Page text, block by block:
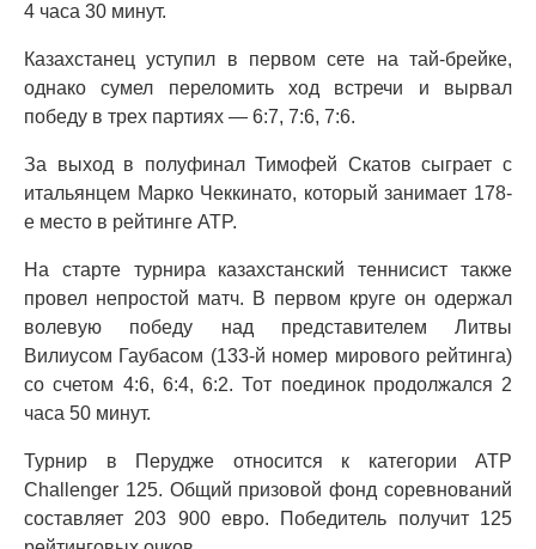
4 часа 30 минут.
Казахстанец уступил в первом сете на тай-брейке,
однако сумел переломить ход встречи и вырвал
победу в трех партиях — 6:7, 7:6, 7:6.
За выход в полуфинал Тимофей Скатов сыграет с
итальянцем Марко Чеккинато, который занимает 178-
е место в рейтинге ATP.
На старте турнира казахстанский теннисист также
провел непростой матч. В первом круге он одержал
волевую победу над представителем Литвы
Вилиусом Гаубасом (133-й номер мирового рейтинга)
со счетом 4:6, 6:4, 6:2. Тот поединок продолжался 2
часа 50 минут.
Турнир в Перудже относится к категории ATP
Challenger 125. Общий призовой фонд соревнований
составляет 203 900 евро. Победитель получит 125